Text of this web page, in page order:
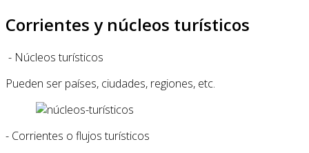
Corrientes y núcleos turísticos
- Núcleos turísticos
Pueden ser países, ciudades, regiones, etc.
- Corrientes o flujos turísticos